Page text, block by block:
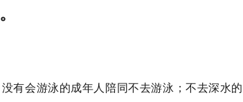
有会游泳的成年人陪同不去游泳；不去深水